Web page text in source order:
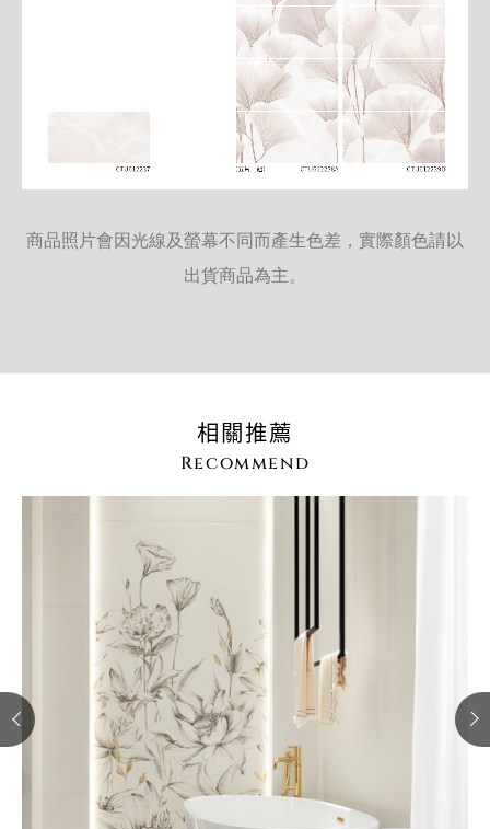
商品照片會因光線及螢幕不同而產生色差，實際顏色請以
出貨商品為主。
相關推薦
Recommend